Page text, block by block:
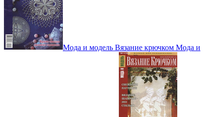
Мода и модель Вязание крючком Мода и